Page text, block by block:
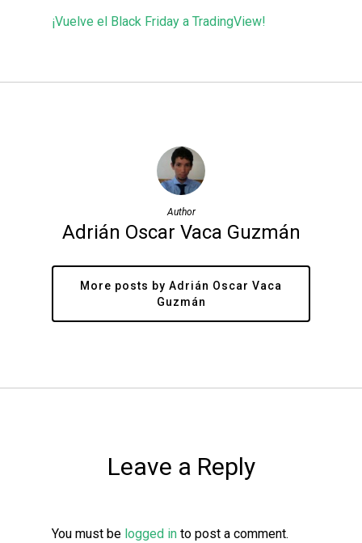
¡Vuelve el Black Friday a TradingView!
Author
Adrián Oscar Vaca Guzmán
More posts by Adrián Oscar Vaca
Guzmán
Leave a Reply
You must be logged in to post a comment.